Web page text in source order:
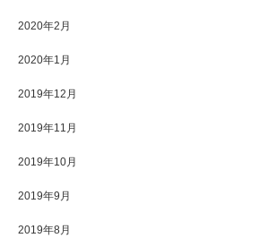
2020年2月
2020年1月
2019年12月
2019年11月
2019年10月
2019年9月
2019年8月